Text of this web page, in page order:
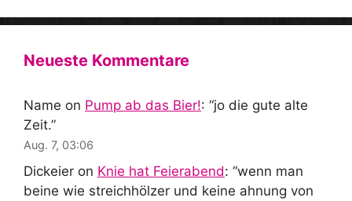
Neueste Kommentare
Name on Pump ab das Bier!: “jo die gute alte
Zeit.”
Aug. 7, 03:06
Dickeier on Knie hat Feierabend: “wenn man
beine wie streichhölzer und keine ahnung von